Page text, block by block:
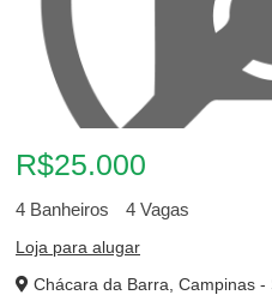
R$25.000
4 Banheiros 4 Vagas
Loja para alugar
Chácara da Barra, Campinas -